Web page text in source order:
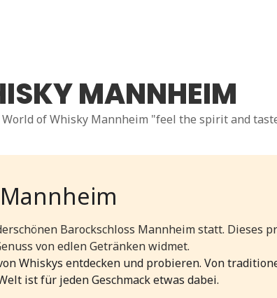
MANNHEIM
World of Whisky Mannheim "feel the spirit and
Barockschloss Mannheim statt. Dieses
von edlen Getränken widmet.
Whiskys entdecken und probieren. Von
ist für jeden Geschmack etwas dabei.